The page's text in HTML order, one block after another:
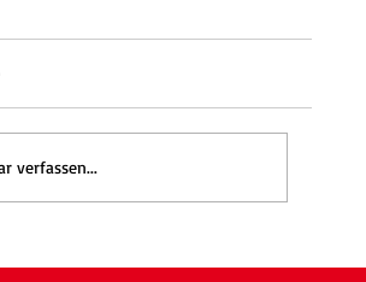
verfassen...